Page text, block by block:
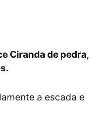
Ciranda de pedra,
a escada e